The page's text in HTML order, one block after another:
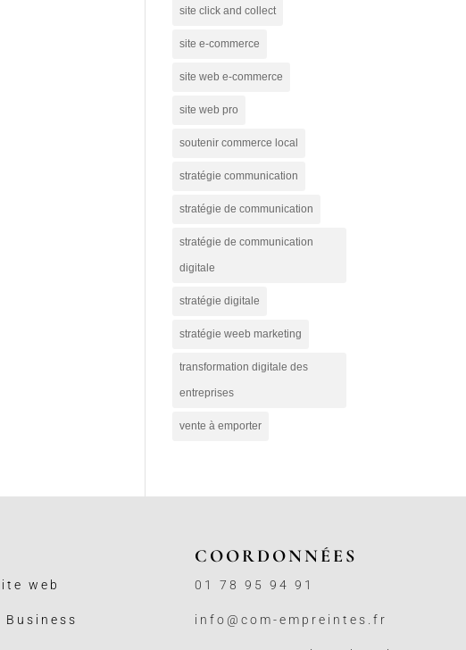
site click and collect
site e-commerce
site web e-commerce
site web pro
soutenir commerce local
stratégie communication
stratégie de communication
stratégie de communication
digitale
stratégie digitale
stratégie weeb marketing
transformation digitale des
entreprises
vente à emporter
web
Business
COORDONNÉES
01 78 95 94 91
info@com-empreintes.fr